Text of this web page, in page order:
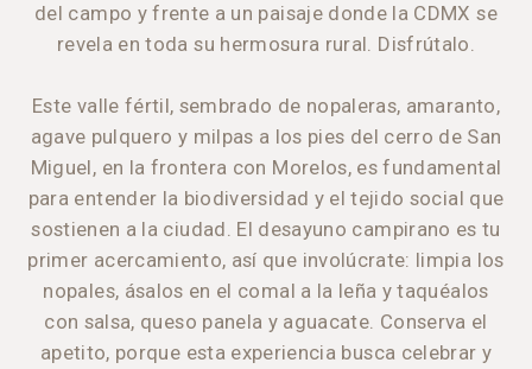
del campo y frente a un paisaje donde la CDMX se
revela en toda su hermosura rural. Disfrútalo.
Este valle fértil, sembrado de nopaleras, amaranto,
agave pulquero y milpas a los pies del cerro de San
Miguel, en la frontera con Morelos, es fundamental
para entender la biodiversidad y el tejido social que
sostienen a la ciudad. El desayuno campirano es tu
primer acercamiento, así que involúcrate: limpia los
nopales, ásalos en el comal a la leña y taquéalos
con salsa, queso panela y aguacate. Conserva el
apetito, porque esta experiencia busca celebrar y